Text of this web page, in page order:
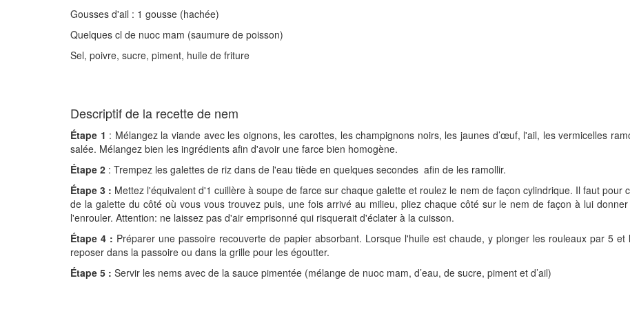
Gousses d'ail : 1 gousse (hachée)
Quelques cl de nuoc mam (saumure de poisson)
Sel, poivre, sucre, piment, huile de friture
Descriptif de la recette de nem
Étape 1 : Mélangez la viande avec les oignons, les carottes, les champignons noirs, les jaunes d’œuf, l'ail, les vermicelles
salée. Mélangez bien les ingrédients afin d'avoir une farce bien homogène.
Étape 2 : Trempez les galettes de riz dans de l'eau tiède en quelques secondes afin de les ramollir.
Étape 3 : Mettez l'équivalent d'1 cuillère à soupe de farce sur chaque galette et roulez le nem de façon cylindrique. Il faut
de la galette du côté où vous vous trouvez puis, une fois arrivé au milieu, pliez chaque côté sur le nem de façon à lui
l'enrouler. Attention: ne laissez pas d'air emprisonné qui risquerait d'éclater à la cuisson.
Étape 4 : Préparer une passoire recouverte de papier absorbant. Lorsque l'huile est chaude, y plonger les rouleaux par 5
reposer dans la passoire ou dans la grille pour les égoutter.
Étape 5 : Servir les nems avec de la sauce pimentée (mélange de nuoc mam, d’eau, de sucre, piment et d’ail)